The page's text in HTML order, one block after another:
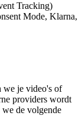
Tracking)
Mode, Klarna,
we je video's of
providers wordt
de volgende